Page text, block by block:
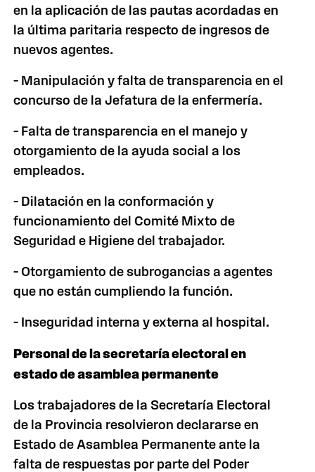
en la aplicación de las pautas acordadas en
la última paritaria respecto de ingresos de
nuevos agentes.
– Manipulación y falta de transparencia en el
concurso de la Jefatura de la enfermería.
– Falta de transparencia en el manejo y
otorgamiento de la ayuda social a los
empleados.
– Dilatación en la conformación y
funcionamiento del Comité Mixto de
Seguridad e Higiene del trabajador.
– Otorgamiento de subrogancias a agentes
que no están cumpliendo la función.
– Inseguridad interna y externa al hospital.
Personal de la secretaría electoral en
estado de asamblea permanente
Los trabajadores de la Secretaría Electoral
de la Provincia resolvieron declararse en
Estado de Asamblea Permanente ante la
falta de respuestas por parte del Poder